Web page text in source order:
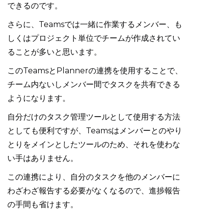
できるのです。
さらに、Teamsでは一緒に作業するメンバー、も
しくはプロジェクト単位でチームが作成されてい
ることが多いと思います。
このTeamsとPlannerの連携を使用することで、
チーム内ないしメンバー間でタスクを共有できる
ようになります。
自分だけのタスク管理ツールとして使用する方法
としても便利ですが、Teamsはメンバーとのやり
とりをメインとしたツールのため、それを使わな
い手はありません。
この連携により、自分のタスクを他のメンバーに
わざわざ報告する必要がなくなるので、進捗報告
の手間も省けます。